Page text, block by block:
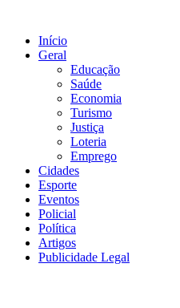
conteúdo
Início
Geral
Educação
Saúde
Economia
Turismo
Justiça
Loteria
Emprego
Cidades
Esporte
Eventos
Policial
Política
Artigos
Publicidade Legal